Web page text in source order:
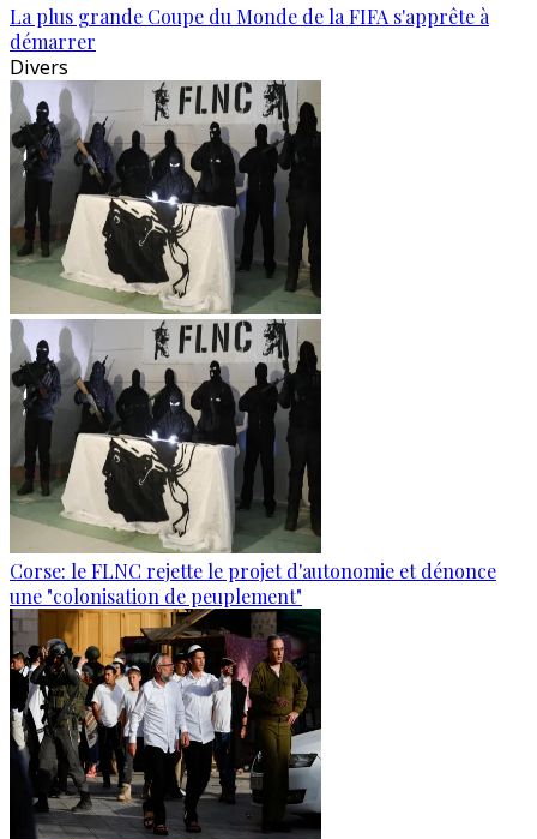
La plus grande Coupe du Monde de la FIFA s'apprête à
démarrer
Divers
Corse: le FLNC rejette le projet d'autonomie et dénonce
une "colonisation de peuplement"